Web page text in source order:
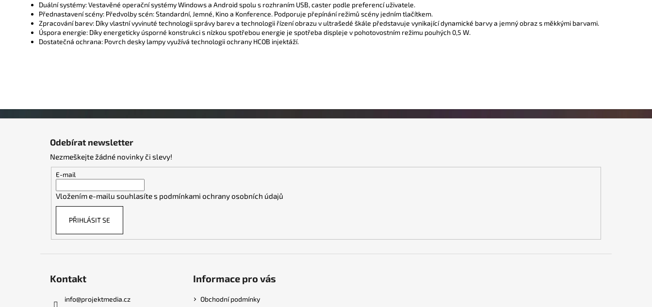
Duální systémy: Vestavěné operační systémy Windows a Android spolu s rozhraním USB, caster podle preferencí uživatele.
Přednastavení scény: Předvolby scén: Standardní, Jemné, Kino a Konference. Podporuje přepínání režimů scény jedním tlačítkem.
Zpracování barev: Díky vlastní vyvinuté technologii správy barev a technologii řízení obrazu v ultrašedé škále představuje vynikající dynamické barvy a jemný obraz s měkkými barvami.
Úspora energie: Díky energeticky úsporné konstrukci s nízkou spotřebou energie je spotřeba displeje v pohotovostním režimu pouhých 0,5 W.
Dostatečná ochrana: Povrch desky lampy využívá technologii ochrany HCOB injektáží.
Odebírat newsletter
Nezmeškejte žádné novinky či slevy!
E-mail
Vložením e-mailu souhlasíte s podmínkami ochrany osobních údajů
PŘIHLÁSIT SE
Kontakt
info@projektmedia.cz
Informace pro vás
Obchodní podmínky